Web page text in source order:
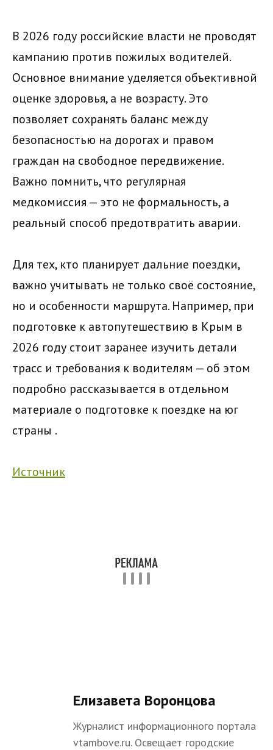
В 2026 году российские власти не проводят
кампанию против пожилых водителей.
Основное внимание уделяется объективной
оценке здоровья, а не возрасту. Это
позволяет сохранять баланс между
безопасностью на дорогах и правом
граждан на свободное передвижение.
Важно помнить, что регулярная
медкомиссия — это не формальность, а
реальный способ предотвратить аварии.
Для тех, кто планирует дальние поездки,
важно учитывать не только своё состояние,
но и особенности маршрута. Например, при
подготовке к автопутешествию в Крым в
2026 году стоит заранее изучить детали
трасс и требования к водителям — об этом
подробно рассказывается в отдельном
материале о подготовке к поездке на юг
страны .
Источник
Елизавета Воронцова
Журналист информационного портала
vtambove.ru. Освещает городские